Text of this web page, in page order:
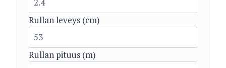
Rullan leveys (cm)
Rullan pituus (m)